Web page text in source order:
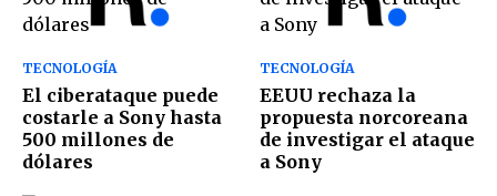
TECNOLOGÍA
El ciberataque puede
costarle a Sony hasta
500 millones de
dólares
TECNOLOGÍA
EEUU rechaza la
propuesta norcoreana
de investigar el ataque
a Sony